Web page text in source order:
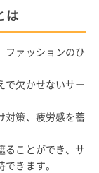
は
ファッションのひ
で欠かせないサー
対策、疲労感を蓄
ることができ、サ
きます。